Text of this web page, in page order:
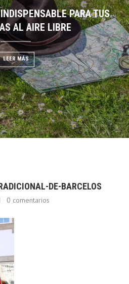
PARA TUS
AL AIRE LIBRE
LEER MÁS
DESCIFRANDO EL
NUBES PARA
DE-BARCELOS
0 comentarios